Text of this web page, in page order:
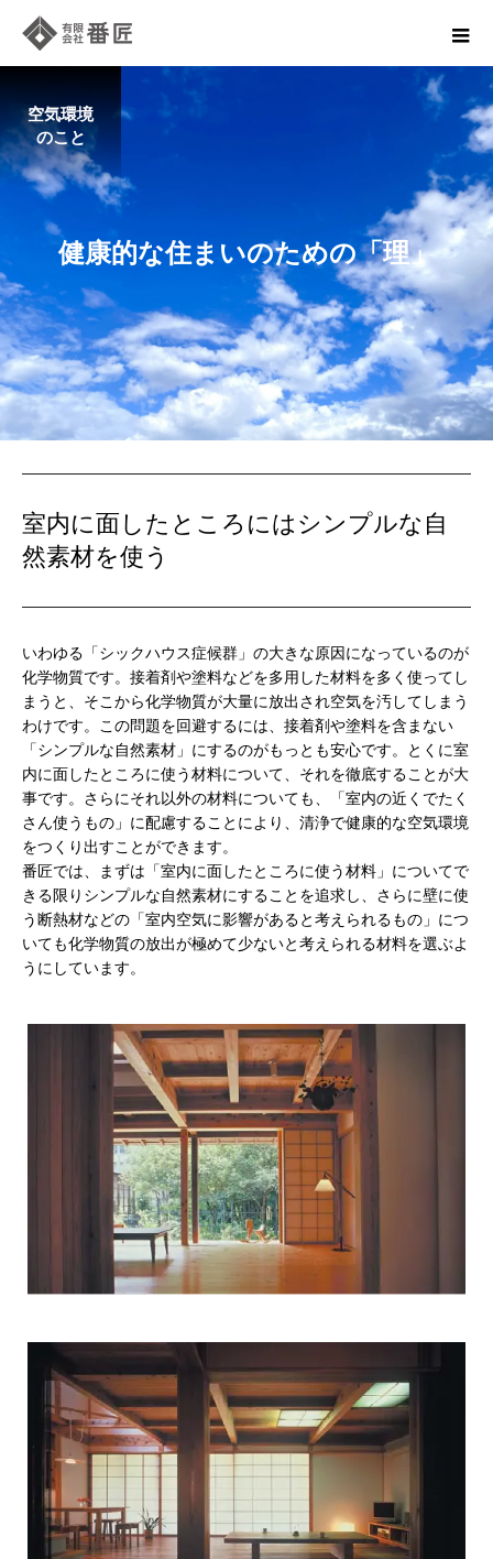
空気環境
のこと
健康的な住ま いのための「理」
室内に面したところにはシンプルな自
然素材を使う
いわゆる「シックハウス症候群」の大きな原因になっているのが
化学物質です。接着剤や塗料などを多用した材料を多く使ってし
まうと、そこから化学物質が大量に放出され空気を汚してしまう
わけです。この問題を回避するには、接着剤や塗料を含まない
「シンプルな自然素材」にするのがもっとも安心です。とくに室
内に面したところに使う材料について、それを徹底することが大
事です。さらにそれ以外の材料についても、「室内の近くでたく
さん使うもの」に配慮することにより、清浄で健康的な空気環境
をつくり出すことができます。
番匠では、まずは「室内に面したところに使う材料」についてで
きる限りシンプルな自然素材にすることを追求し、さらに壁に使
う断熱材などの「室内空気に影響があると考えられるもの」につ
いても化学物質の放出が極めて少ないと考えられる材料を選ぶよ
うにしています。